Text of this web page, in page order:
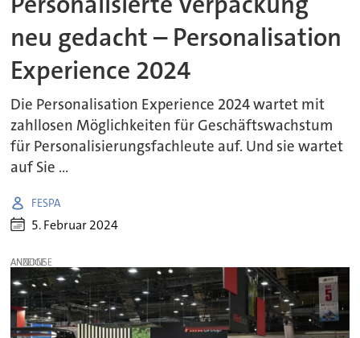
neu gedacht – Personalisation
Experience 2024
Die Personalisation Experience 2024 wartet mit
zahllosen Möglichkeiten für Geschäftswachstum
für Personalisierungsfachleute auf. Und sie wartet
auf Sie ...
FESPA
5. Februar 2024
ANZEIGE